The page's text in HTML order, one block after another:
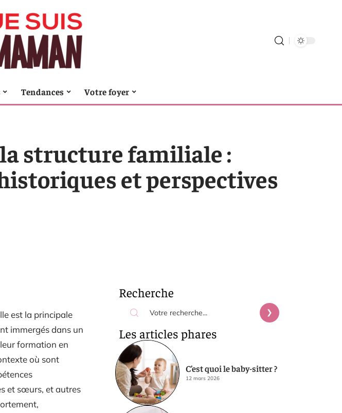
Tendances Votre foyer
structure familiale :
et perspectives
est la principale
immergés dans un
formation en
où sont
et sœurs, et autres
Recherche
Les articles phares
C’est quoi le baby-sitter ?
12 mars 2026